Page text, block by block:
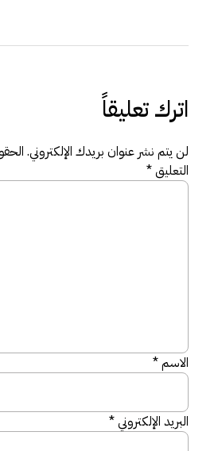
اترك تعليقاً
لن يتم نشر عنوان بريدك الإلكتروني.
التعليق*
الاسم*
البريد الإلكتروني*